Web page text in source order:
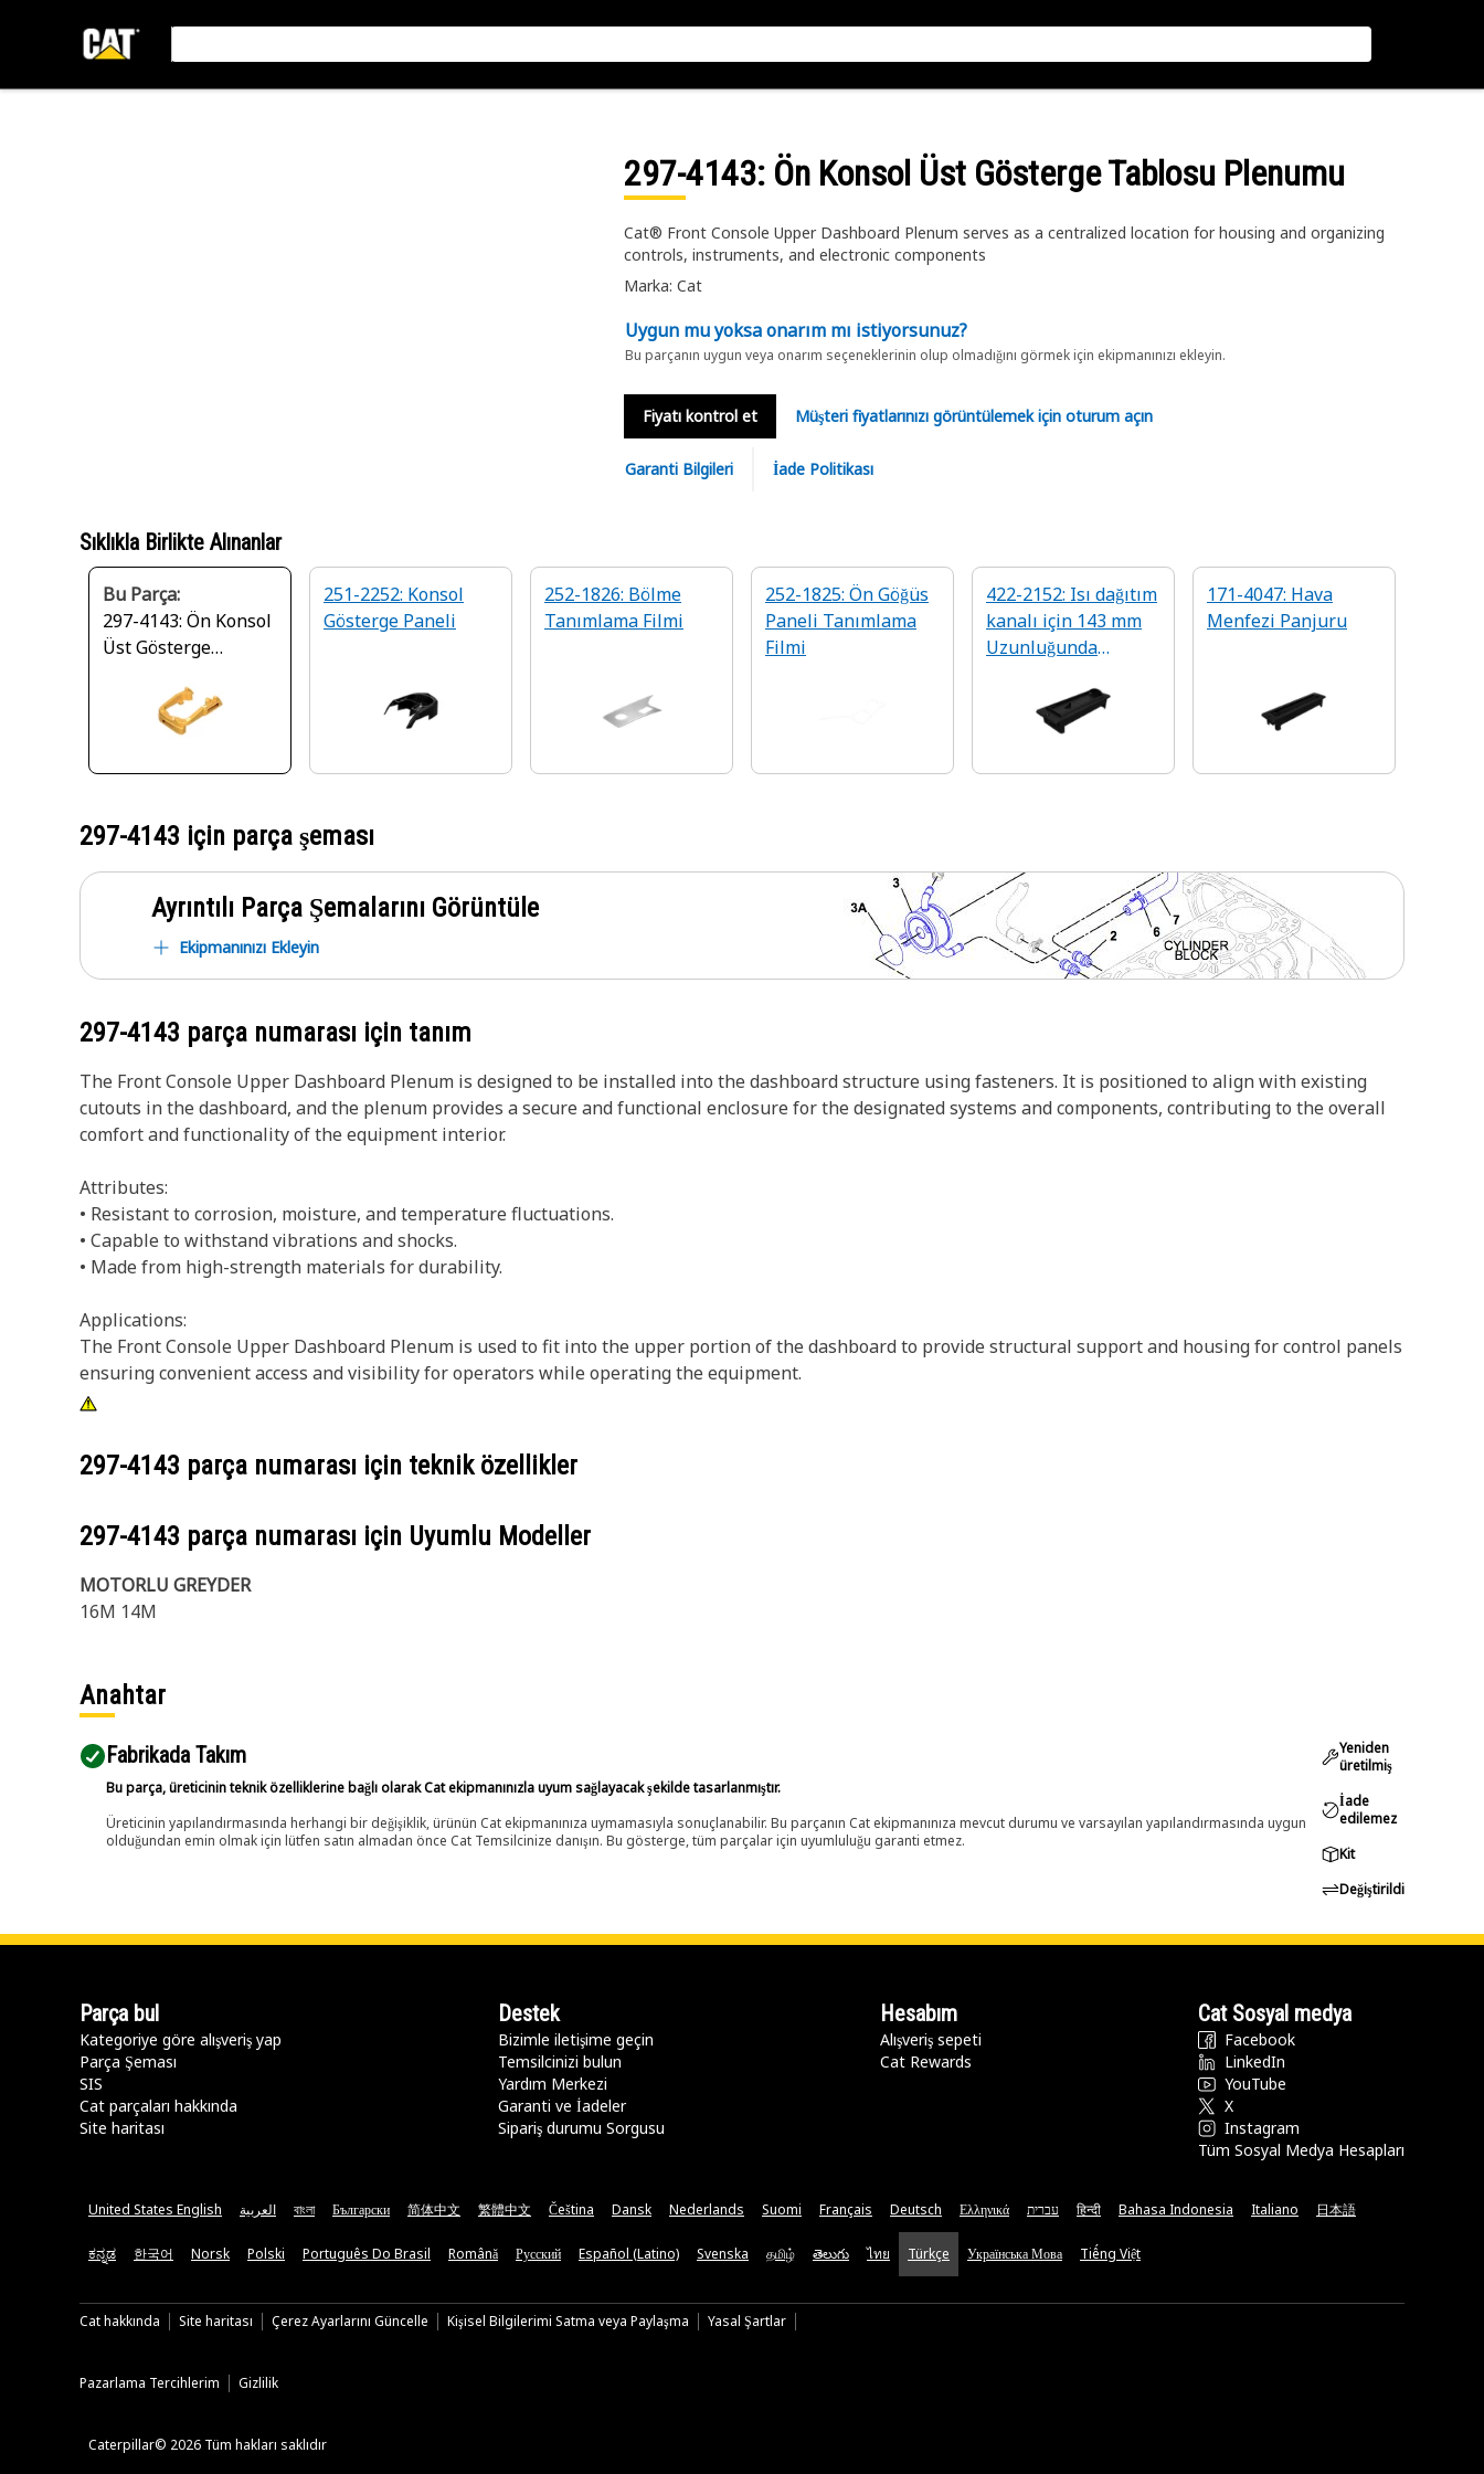
297-4143: Ön Konsol Üst Gösterge Tablosu Plenumu
Cat® Front Console Upper Dashboard Plenum serves as a centralized location for housing and organizing
controls, instruments, and electronic components
Marka: Cat
Uygun mu yoksa onarım mı istiyorsunuz?
Bu parçanın uygun veya onarım seçeneklerinin olup olmadığını görmek için ekipmanınızı ekleyin.
Fiyatı kontrol et Müşteri fiyatlarınızı görüntülemek için oturum açın
Garanti Bilgileri İade Politikası
Sıklıkla Birlikte Alınanlar
Bu Parça:
297-4143: Ön Konsol
Üst Gösterge
251-2252: Konsol
Gösterge Paneli
252-1826: Bölme
Tanımlama Filmi
252-1825: Ön Göğüs
Paneli Tanımlama
Filmi
422-2152: Isı dağıtım
kanalı için 143 mm
Uzunluğunda
171-4047: Hava
Menfezi Panjuru
297-4143 için parça şeması
Ayrıntılı Parça Şemalarını Görüntüle
Ekipmanınızı Ekleyin
297-4143 parça numarası için tanım
The Front Console Upper Dashboard Plenum is designed to be installed into the dashboard structure using fasteners. It is positioned to align with existing
cutouts in the dashboard, and the plenum provides a secure and functional enclosure for the designated systems and components, contributing to the overall
comfort and functionality of the equipment interior.
Attributes:
• Resistant to corrosion, moisture, and temperature fluctuations.
• Capable to withstand vibrations and shocks.
• Made from high-strength materials for durability.
Applications:
The Front Console Upper Dashboard Plenum is used to fit into the upper portion of the dashboard to provide structural support and housing for control panels
ensuring convenient access and visibility for operators while operating the equipment.
297-4143 parça numarası için teknik özellikler
297-4143 parça numarası için Uyumlu Modeller
MOTORLU GREYDER
16M 14M
Anahtar
Fabrikada Takım
Bu parça, üreticinin teknik özelliklerine bağlı olarak Cat ekipmanınızla uyum sağlayacak şekilde tasarlanmıştır.
Üreticinin yapılandırmasında herhangi bir değişiklik, ürünün Cat ekipmanınıza uymamasıyla sonuçlanabilir. Bu parçanın Cat ekipmanınıza mevcut durumu ve varsayılan yapılandırmasında uygun
olduğundan emin olmak için lütfen satın almadan önce Cat Temsilcinize danışın. Bu gösterge, tüm parçalar için uyumluluğu garanti etmez.
Yeniden
üretilmiş
İade
edilemez
Kit
Değiştirildi
Parça bul
Kategoriye göre alışveriş yap
Parça Şeması
SIS
Cat parçaları hakkında
Site haritası
Destek
Bizimle iletişime geçin
Temsilcinizi bulun
Yardım Merkezi
Garanti ve İadeler
Sipariş durumu Sorgusu
Hesabım
Alışveriş sepeti
Cat Rewards
Cat Sosyal medya
Facebook
LinkedIn
YouTube
X
Instagram
Tüm Sosyal Medya Hesapları
United States English العربية বাংলা Български 简体中文 繁體中文 Čeština Dansk Nederlands Suomi Français Deutsch Ελληνικά עברית हिन्दी Bahasa Indonesia Italiano 日本語
ಕನ್ನಡ 한국어 Norsk Polski Português Do Brasil Română Русский Español (Latino) Svenska தமிழ் తెలుగు ไทย Türkçe Українська Мова Tiếng Việt
Cat hakkında Site haritası Çerez Ayarlarını Güncelle Kişisel Bilgilerimi Satma veya Paylaşma Yasal Şartlar
Pazarlama Tercihlerim Gizlilik
Caterpillar© 2026 Tüm hakları saklıdır